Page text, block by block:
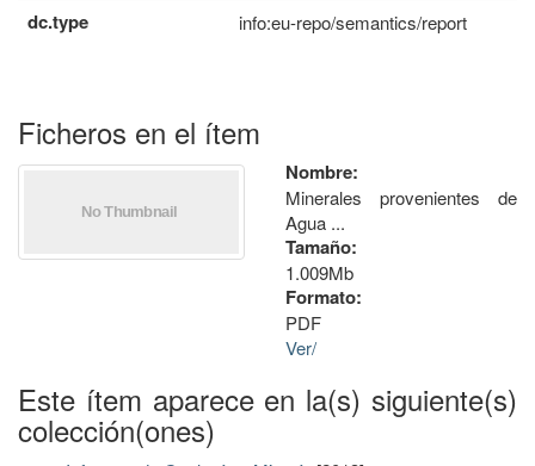
dc.type info:eu-repo/semantics/report
Ficheros en el ítem
Nombre:
Minerales provenientes de
Agua ...
Tamaño:
1.009Mb
Formato:
PDF
Ver/
Este ítem aparece en la(s) siguiente(s)
colección(ones)